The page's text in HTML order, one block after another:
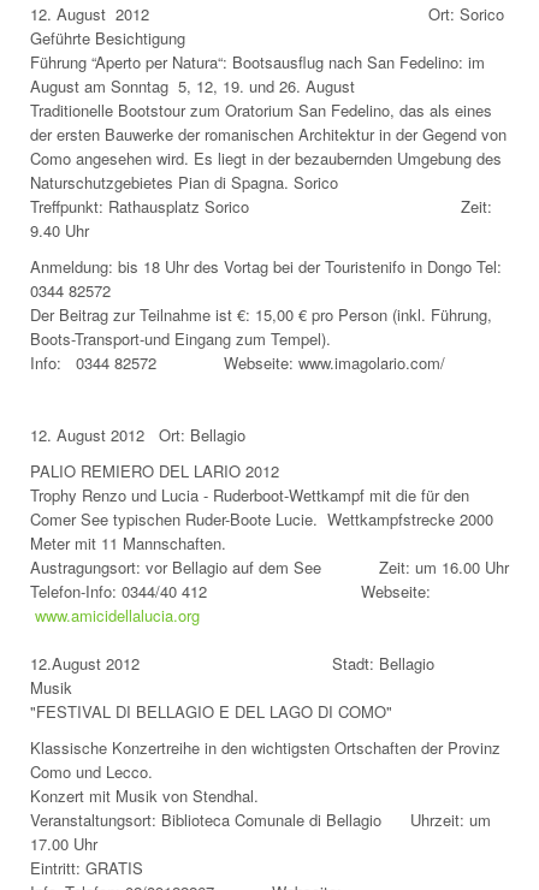
12. August 2012 Ort: Sorico
Geführte Besichtigung
Führung “Aperto per Natura“: Bootsausflug nach San Fedelino: im
August am Sonntag 5, 12, 19. und 26. August
Traditionelle Bootstour zum Oratorium San Fedelino, das als eines
der ersten Bauwerke der romanischen Architektur in der Gegend von
Como angesehen wird. Es liegt in der bezaubernden Umgebung des
Naturschutzgebietes Pian di Spagna. Sorico
Treffpunkt: Rathausplatz Sorico Zeit:
9.40 Uhr
Anmeldung: bis 18 Uhr des Vortag bei der Touristenifo in Dongo Tel:
0344 82572
Der Beitrag zur Teilnahme ist €: 15,00 € pro Person (inkl. Führung,
Boots-Transport-und Eingang zum Tempel).
Info: 0344 82572 Webseite: www.imagolario.com/
12. August 2012 Ort: Bellagio
PALIO REMIERO DEL LARIO 2012
Trophy Renzo und Lucia - Ruderboot-Wettkampf mit die für den
Comer See typischen Ruder-Boote Lucie. Wettkampfstrecke 2000
Meter mit 11 Mannschaften.
Austragungsort: vor Bellagio auf dem See Zeit: um 16.00 Uhr
Telefon-Info: 0344/40 412 Webseite:
www.amicidellalucia.org
12.August 2012 Stadt: Bellagio
Musik
"FESTIVAL DI BELLAGIO E DEL LAGO DI COMO"
Klassische Konzertreihe in den wichtigsten Ortschaften der Provinz
Como und Lecco.
Konzert mit Musik von Stendhal.
Veranstaltungsort: Biblioteca Comunale di Bellagio Uhrzeit: um
17.00 Uhr
Eintritt: GRATIS